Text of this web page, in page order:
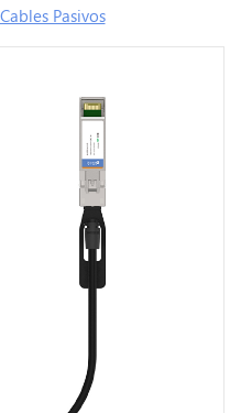
Pasivos